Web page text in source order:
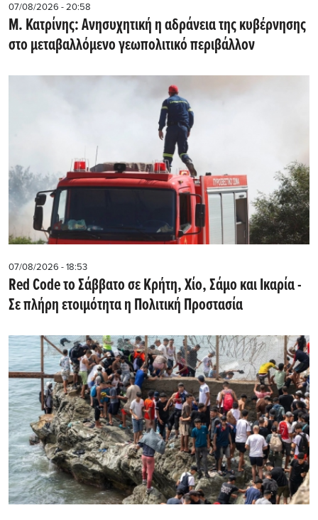
07/08/2026 - 20:58
Μ. Κατρίνης: Ανησυχητική η αδράνεια της κυβέρνησης
στο μεταβαλλόμενο γεωπολιτικό περιβάλλον
07/08/2026 - 18:53
Red Code το Σάββατο σε Κρήτη, Χίο, Σάμο και Ικαρία -
Σε πλήρη ετοιμότητα η Πολιτική Προστασία